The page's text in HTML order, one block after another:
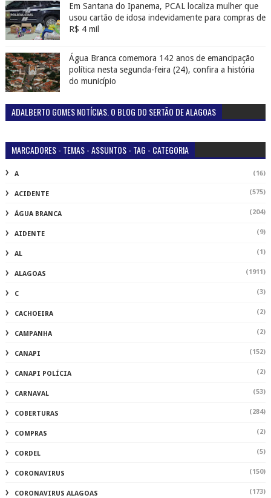
Em Santana do Ipanema, PCAL localiza mulher que
usou cartão de idosa indevidamente para compras de
R$ 4 mil
Água Branca comemora 142 anos de emancipação
política nesta segunda-feira (24), confira a história
do município
ADALBERTO GOMES NOTÍCIAS. O BLOG DO SERTÃO DE ALAGOAS
MARCADORES - TEMAS - ASSUNTOS - TAG - CATEGORIA
A (16)
ACIDENTE (575)
ÁGUA BRANCA (204)
AIDENTE (9)
AL (1)
ALAGOAS (1911)
C (3)
CACHOEIRA (2)
CAMPANHA (2)
CANAPI (152)
CANAPI POLÍCIA (2)
CARNAVAL (53)
COBERTURAS (284)
COMPRAS (2)
CORDEL (5)
CORONAVIRUS (150)
CORONAVIRUS ALAGOAS (173)